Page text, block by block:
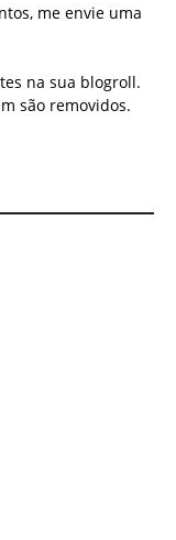
me envie uma
na sua blogroll.
são removidos.